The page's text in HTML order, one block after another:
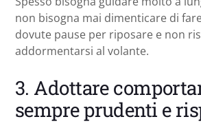
non bisogna mai dimenticare di
dovute pause per riposare e non
addormentarsi al volante.
3. Adottare
sempre prudenti e